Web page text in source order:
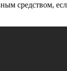
средством,